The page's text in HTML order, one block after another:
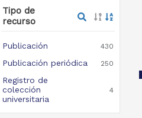
Tipo de
recurso
Publicación 430
Publicación periódica 250
Registro de
colección
universitaria
4